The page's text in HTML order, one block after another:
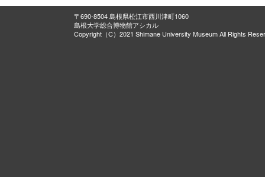
〒690-8504 島根県松江市西川津町1060
島根大学総合博物館アシカル
Copyright（C）2021 Shimane University Museum All Rights